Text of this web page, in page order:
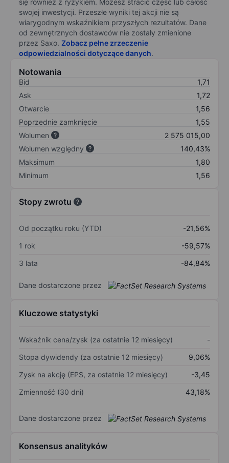
się również z ryzykiem. Możesz stracić część lub całość
swojej inwestycji. Przeszłe wyniki tej akcji nie są
wiarygodnym wskaźnikiem przyszłych rezultatów. Dane
od zewnętrznych dostawców nie zostały zmienione
przez Saxo. Zobacz pełne zrzeczenie
odpowiedzialności dotyczące danych.
Notowania
Bid
1,71
Ask
1,72
Otwarcie
1,56
Poprzednie zamknięcie
1,55
Wolumen
2 575 015,00
Wolumen względny
140,43%
Maksimum
1,80
Minimum
1,56
Stopy zwrotu
Od początku roku (YTD)
-21,56%
1 rok
-59,57%
3 lata
-84,84%
Dane dostarczone przez
Kluczowe statystyki
Wskaźnik cena/zysk (za ostatnie 12 miesięcy)
-
Stopa dywidendy (za ostatnie 12 miesięcy)
9,06%
Zysk na akcję (EPS, za ostatnie 12 miesięcy)
-3,45
Zmienność (30 dni)
43,18%
Dane dostarczone przez
Konsensus analityków